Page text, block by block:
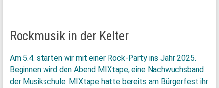
Rockmusik in der Kelter
Am 5.4. starten wir mit einer Rock-Party ins Jahr 2025.
Beginnen wird den Abend MIXtape, eine Nachwuchsband
der Musikschule. MIXtape hatte bereits am Bürgerfest ihr